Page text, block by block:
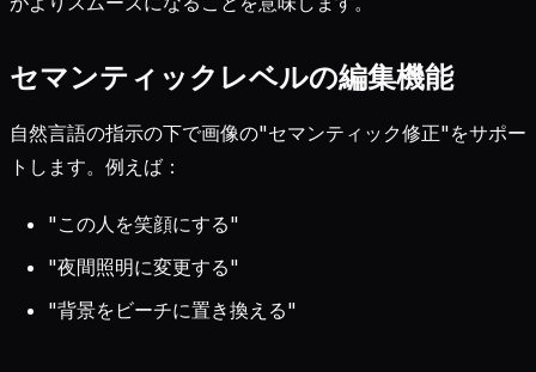
セマンティックレベルの編集機能
自然言語の指示の下で画像の"セマンティック修正"をサポー
トします。例えば：
"この人を笑顔にする"
"夜間照明に変更する"
"背景をビーチに置き換える"